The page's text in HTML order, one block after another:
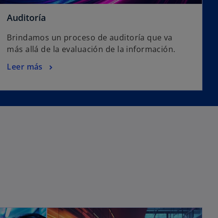
Auditoría
Brindamos un proceso de auditoría que va
más allá de la evaluación de la información.
Leer más